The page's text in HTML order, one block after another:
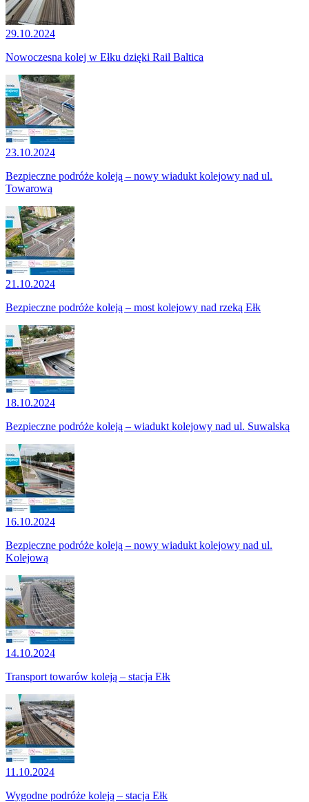
29.10.2024
Nowoczesna kolej w Ełku dzięki Rail Baltica
23.10.2024
Bezpieczne podróże koleją – nowy wiadukt kolejowy nad ul.
Towarową
21.10.2024
Bezpieczne podróże koleją – most kolejowy nad rzeką Ełk
18.10.2024
Bezpieczne podróże koleją – wiadukt kolejowy nad ul. Suwalską
16.10.2024
Bezpieczne podróże koleją – nowy wiadukt kolejowy nad ul.
Kolejową
14.10.2024
Transport towarów koleją – stacja Ełk
11.10.2024
Wygodne podróże koleją – stacja Ełk